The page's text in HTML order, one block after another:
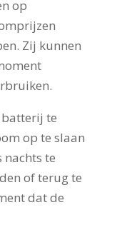
op
Zij kunnen
batterij te
op te slaan
nachts te
of terug te
dat de